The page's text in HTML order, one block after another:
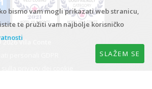
bismo vam mogli prikazati web stranicu,
te pružiti vam najbolje korisničko
SLAŽEM SE
2026Vila Conte